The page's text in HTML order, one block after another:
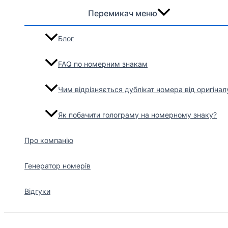
Перемикач меню
Блог
FAQ по номерним знакам
Чим відрізняється дублікат номера від
Як побачити голограму на номерному знаку?
Про компанію
Генератор номерів
Відгуки